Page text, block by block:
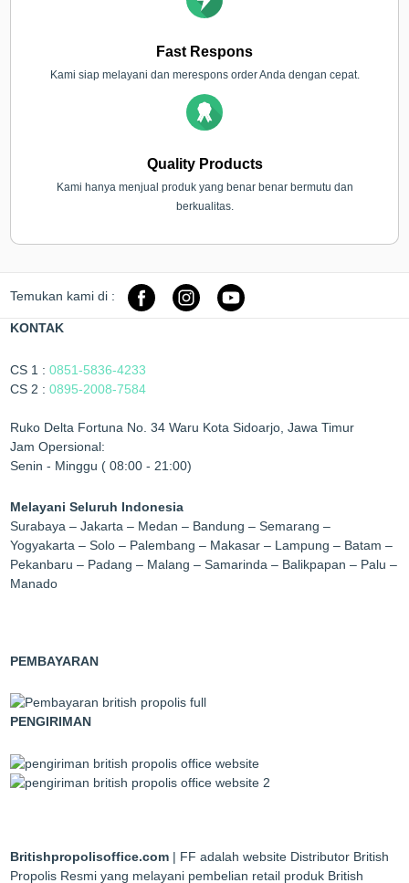
Fast Respons
Kami siap melayani dan merespons order Anda dengan cepat.
Quality Products
Kami hanya menjual produk yang benar benar bermutu dan
berkualitas.
Temukan kami di :
KONTAK
CS 1 :0851-5836-4233
CS 2 :0895-2008-7584
Ruko Delta Fortuna No. 34 Waru Kota Sidoarjo, Jawa Timur
Jam Opersional:
Senin - Minggu ( 08:00 - 21:00)
Melayani Seluruh Indonesia
Surabaya – Jakarta – Medan – Bandung – Semarang –
Yogyakarta – Solo – Palembang – Makasar – Lampung – Batam –
Pekanbaru – Padang – Malang – Samarinda – Balikpapan – Palu –
Manado
PEMBAYARAN
PENGIRIMAN
Britishpropolisoffice.com | FF adalah website Distributor British
Propolis Resmi yang melayani pembelian retail produk British